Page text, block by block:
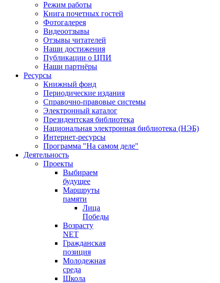
Режим работы
Книга почетных гостей
Фотогалерея
Видеоотзывы
Отзывы читателей
Наши достижения
Публикации о ЦПИ
Наши партнёры
Ресурсы
Книжный фонд
Периодические издания
Справочно-правовые системы
Электронный каталог
Президентская библиотека
Национальная электронная библиотека (НЭБ)
Интернет-ресурсы
Программа "На самом деле"
Деятельность
Проекты
Выбираем
будущее
Маршруты
памяти
Лица
Победы
Возрасту
NET
Гражданская
позиция
Молодежная
среда
Школа